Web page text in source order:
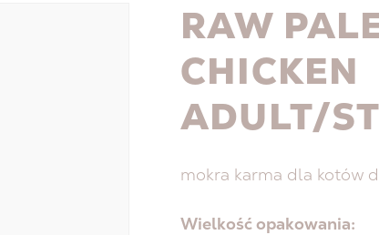
RAW
CHICKEN
ADULT/
mokra karma dla kotów
Wielkość opakowania: